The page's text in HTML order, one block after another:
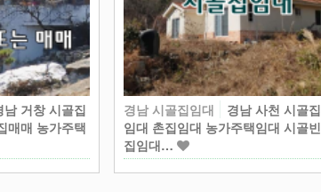
남 거창 시골집
매매 농가주택
경남 시골집임대
경남 사천 시골집
임대 촌집임대 농가주택임대 시골빈
집임대…